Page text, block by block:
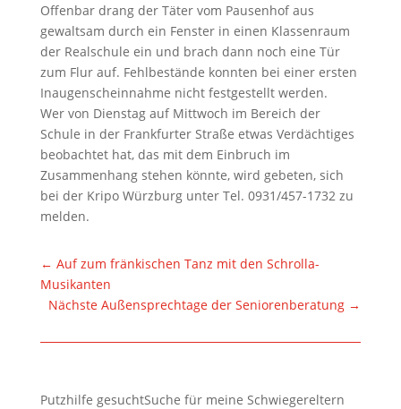
Offenbar drang der Täter vom Pausenhof aus
gewaltsam durch ein Fenster in einen Klassenraum
der Realschule ein und brach dann noch eine Tür
zum Flur auf. Fehlbestände konnten bei einer ersten
Inaugenscheinnahme nicht festgestellt werden.
Wer von Dienstag auf Mittwoch im Bereich der
Schule in der Frankfurter Straße etwas Verdächtiges
beobachtet hat, das mit dem Einbruch im
Zusammenhang stehen könnte, wird gebeten, sich
bei der Kripo Würzburg unter Tel. 0931/457-1732 zu
melden.
← Auf zum fränkischen Tanz mit den Schrolla-
Musikanten
Nächste Außensprechtage der Seniorenberatung →
Putzhilfe gesuchtSuche für meine Schwiegereltern